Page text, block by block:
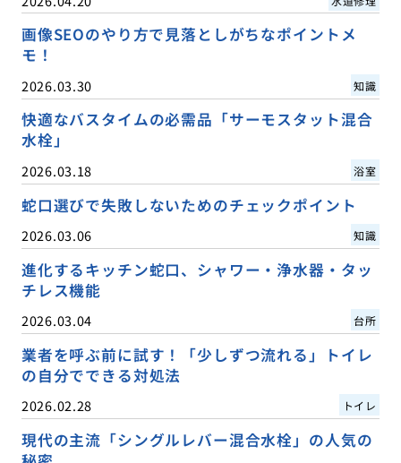
画像SEOのやり方で見落としがちなポイントメ
モ！
2026.03.30 知識
快適なバスタイムの必需品「サーモスタット混合
水栓」
2026.03.18 浴室
蛇口選びで失敗しないためのチェックポイント
2026.03.06 知識
進化するキッチン蛇口、シャワー・浄水器・タッ
チレス機能
2026.03.04 台所
業者を呼ぶ前に試す！「少しずつ流れる」トイレ
の自分でできる対処法
2026.02.28 トイレ
現代の主流「シングルレバー混合水栓」の人気の